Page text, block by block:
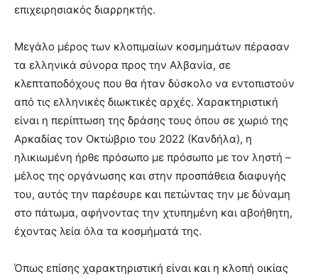
επιχειρησιακός διαρρηκτής.
Μεγάλο μέρος των κλοπιμαίων κοσμημάτων πέρασαν
τα ελληνικά σύνορα προς την Αλβανία, σε
κλεπταποδόχους που θα ήταν δύσκολο να εντοπιστούν
από τις ελληνικές διωκτικές αρχές. Χαρακτηριστική
είναι η περίπτωση της δράσης τους όπου σε χωριό της
Αρκαδίας τον Οκτώβριο του 2022 (Κανδήλα), η
ηλικιωμένη ήρθε πρόσωπο με πρόσωπο με τον ληστή –
μέλος της οργάνωσης και στην προσπάθεια διαφυγής
του, αυτός την παρέσυρε και πετώντας την με δύναμη
στο πάτωμα, αφήνοντας την χτυπημένη και αβοήθητη,
έχοντας λεία όλα τα κοσμήματά της.
Όπως επίσης χαρακτηριστική είναι και η κλοπή οικίας